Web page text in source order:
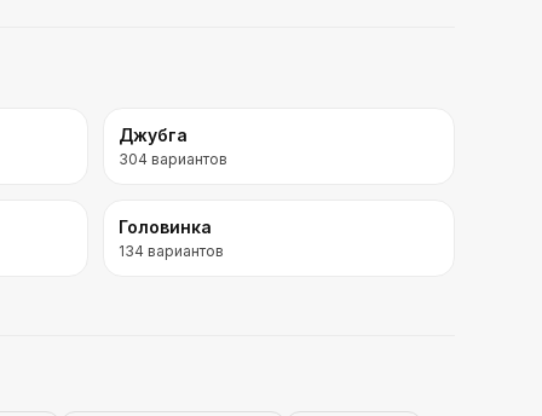
Джубга
304 вариантов
Головинка
134 вариантов